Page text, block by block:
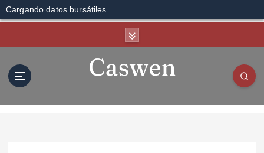
Cargando datos bursátiles...